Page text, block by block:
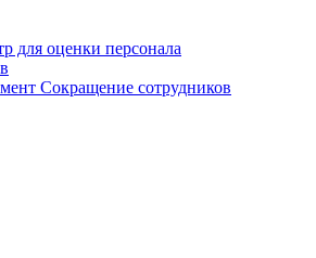
для оценки персонала
Сокращение сотрудников